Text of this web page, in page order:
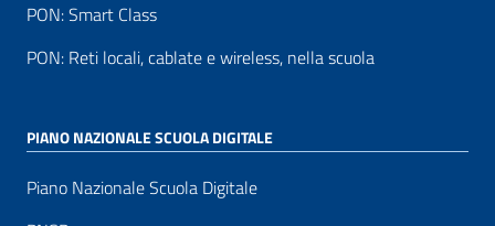
PON: Smart Class
PON: Reti locali, cablate e wireless, nella scuola
PIANO NAZIONALE SCUOLA DIGITALE
Piano Nazionale Scuola Digitale